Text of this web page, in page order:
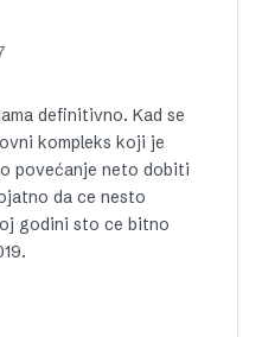
definitivno. Kad se
kompleks koji je
povećanje neto dobiti
da ce nesto
godini sto ce bitno